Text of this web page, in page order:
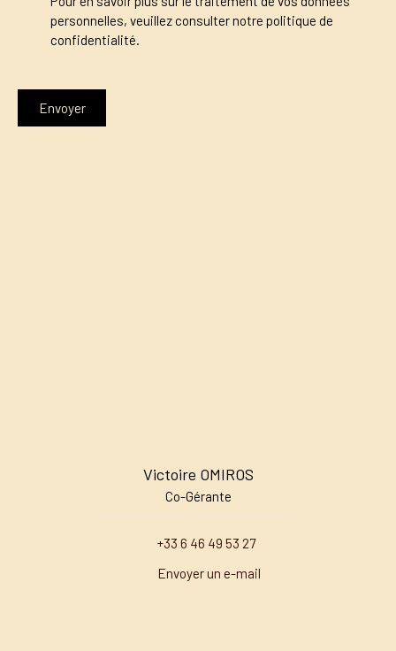
personnelles, veuillez consulter notre politique de
confidentialité.
Envoyer
Victoire OMIROS
Co-Gérante
+33 6 46 49 53 27
Envoyer un e-mail